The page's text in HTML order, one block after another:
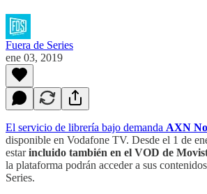
Fuera de Series
ene 03, 2019
El servicio de librería bajo demanda AXN
disponible en Vodafone TV. Desde el 1 de
estarincluido también en el VOD de
la plataforma podrán acceder a sus
Series.